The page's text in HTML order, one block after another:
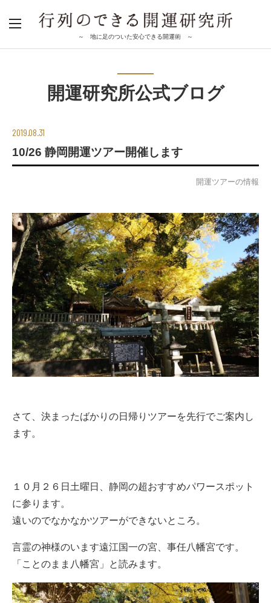
～ 地に足のついた安心できる開運術 ～
開運研究所公式ブログ
2019.08.31
10/26 静岡開運ツアー開催します
開運ツアーの情報
さて、決まったばかりの日帰りツアーを先行でご案内し
ます。
１０月２６日土曜日、静岡の超おすすめパワースポット
に参ります。
遠いのでなかなかツアーができないところ。
言霊の神様のいます遠江国一の宮、事任八幡宮です。
「ことのまま八幡宮」と読みます。